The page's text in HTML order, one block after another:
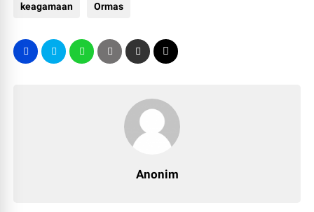
keagamaan Ormas
Anonim